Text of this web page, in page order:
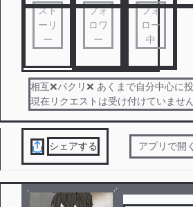
スト
ーリ
ー
フォ
ロワ
ー
フォ
ロー
中
相互❌パクリ❌ あくまで自分中心に
現在リクエストは受け付けていませ
シェアする アプリで開く